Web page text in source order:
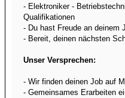
- Elektroniker -
Qualifikationen
- Du hast Freude an deinem
- Bereit, deinen nächsten
Unser Versprechen:
- Wir finden deinen Job auf
- Gemeinsames Erarbeiten